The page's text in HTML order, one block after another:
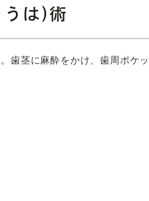
は)術
歯茎に麻酔をかけ、歯周ポケ